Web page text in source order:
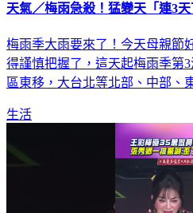
天氣／梅雨急殺！猛變天「連3
梅雨季大雨要來了！今天母親節
得謹慎把握了，這天起梅雨季第
區東移，大台北等北部、中部、
生活